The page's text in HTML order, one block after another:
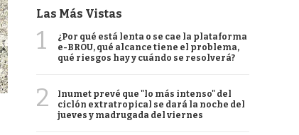
Las Más Vistas
1
¿Por qué está lenta o se cae la plataforma
e-BROU, qué alcance tiene el problema,
qué riesgos hay y cuándo se resolverá?
2
Inumet prevé que "lo más intenso" del
ciclón extratropical se dará la noche del
jueves y madrugada del viernes